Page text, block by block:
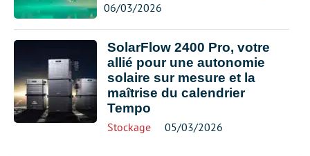
06/03/2026
SolarFlow 2400 Pro, votre
allié pour une autonomie
solaire sur mesure et la
maîtrise du calendrier
Tempo
Stockage 05/03/2026